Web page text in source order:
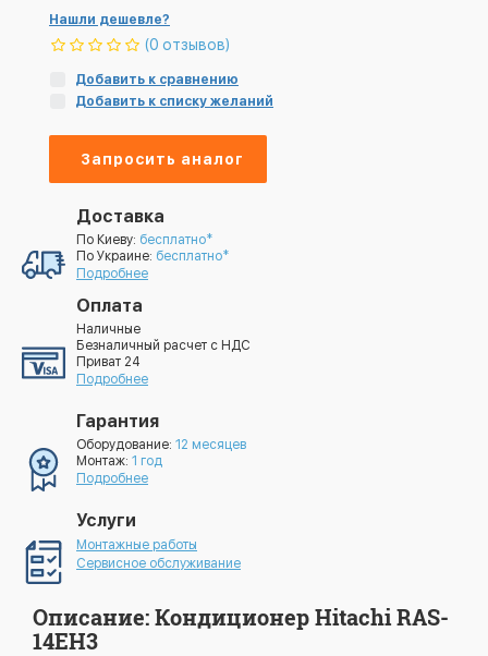
Нашли дешевле?
(0 отзывов)
Добавить к сравнению
Добавить к списку желаний
Запросить аналог
Доставка
По Киеву: бесплатно*
По Украине: бесплатно*
Подробнее
Оплата
Наличные
Безналичный расчет с НДС
Приват 24
Подробнее
Гарантия
Оборудование: 12 месяцев
Монтаж: 1 год
Подробнее
Услуги
Монтажные работы
Сервисное обслуживание
Описание: Кондиционер Hitachi RAS-
14EH3